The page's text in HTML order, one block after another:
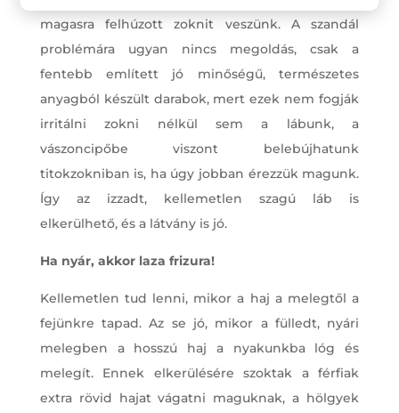
magasra felhúzott zoknit veszünk. A szandál
problémára ugyan nincs megoldás, csak a
fentebb említett jó minőségű, természetes
anyagból készült darabok, mert ezek nem fogják
irritálni zokni nélkül sem a lábunk, a
vászoncipőbe viszont belebújhatunk
titokzokniban is, ha úgy jobban érezzük magunk.
Így az izzadt, kellemetlen szagú láb is
elkerülhető, és a látvány is jó.
Ha nyár, akkor laza frizura!
Kellemetlen tud lenni, mikor a haj a melegtől a
fejünkre tapad. Az se jó, mikor a fülledt, nyári
melegben a hosszú haj a nyakunkba lóg és
melegít. Ennek elkerülésére szoktak a férfiak
extra rövid hajat vágatni maguknak, a hölgyek